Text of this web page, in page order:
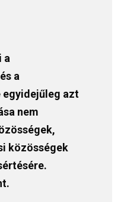
a
a
azt
nem
közösségek